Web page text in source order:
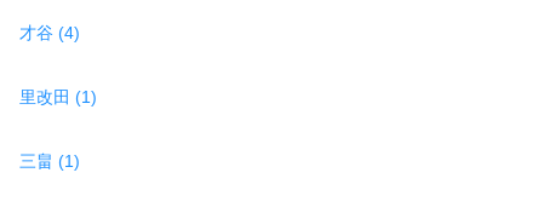
才谷 (4)
里改田 (1)
三畠 (1)